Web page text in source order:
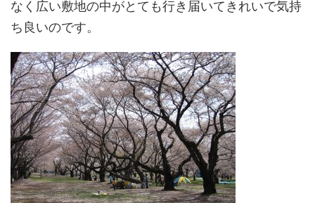
なく広い敷地の中がとても行き届いてきれいで気持
ち良いのです。